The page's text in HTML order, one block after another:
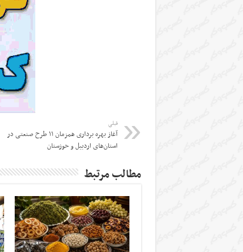
قبلی
آغاز بهره برداری همزمان ۱۱ طرح صنعتی در
استان‌های اردبیل و خوزستان
مطالب مرتبط